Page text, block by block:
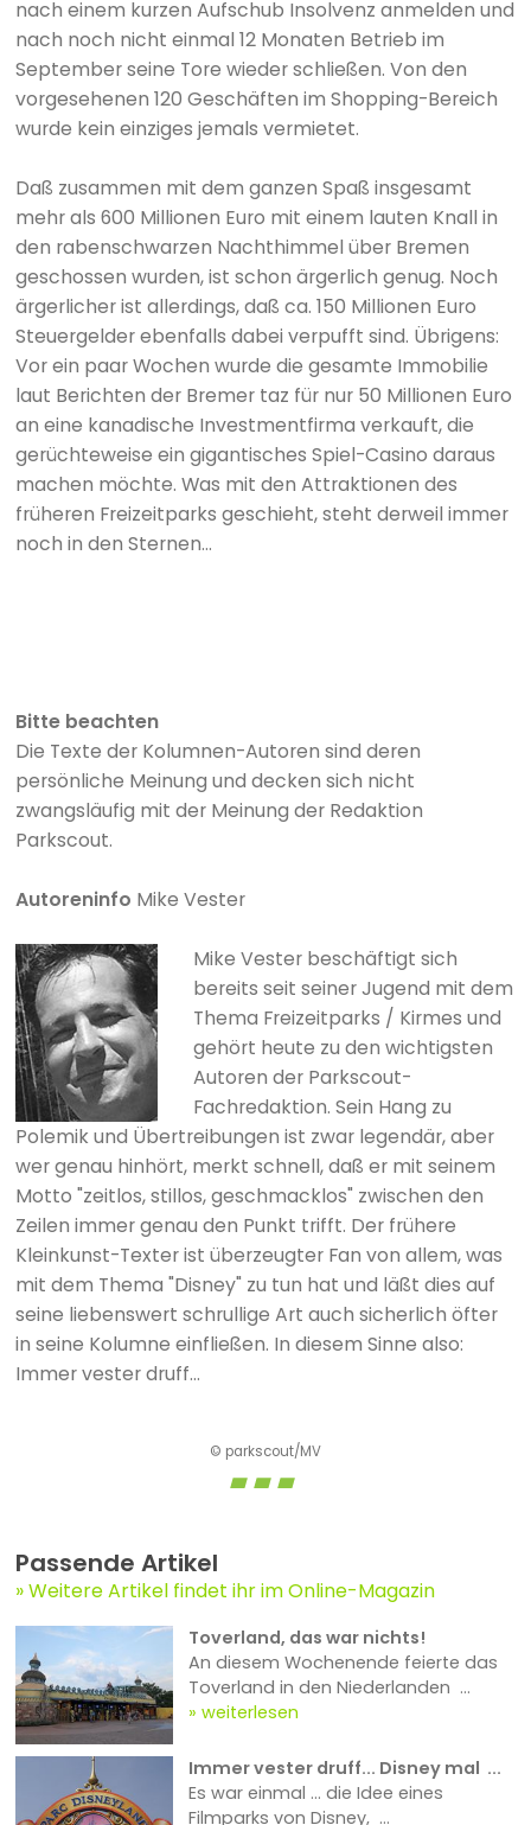
nach einem kurzen Aufschub Insolvenz anmelden und
nach noch nicht einmal 12 Monaten Betrieb im
September seine Tore wieder schließen. Von den
vorgesehenen 120 Geschäften im Shopping-Bereich
wurde kein einziges jemals vermietet.
Daß zusammen mit dem ganzen Spaß insgesamt
mehr als 600 Millionen Euro mit einem lauten Knall in
den rabenschwarzen Nachthimmel über Bremen
geschossen wurden, ist schon ärgerlich genug. Noch
ärgerlicher ist allerdings, daß ca. 150 Millionen Euro
Steuergelder ebenfalls dabei verpufft sind. Übrigens:
Vor ein paar Wochen wurde die gesamte Immobilie
laut Berichten der Bremer taz für nur 50 Millionen Euro
an eine kanadische Investmentfirma verkauft, die
gerüchteweise ein gigantisches Spiel-Casino daraus
machen möchte. Was mit den Attraktionen des
früheren Freizeitparks geschieht, steht derweil immer
noch in den Sternen...
Bitte beachten
Die Texte der Kolumnen-Autoren sind deren
persönliche Meinung und decken sich nicht
zwangsläufig mit der Meinung der Redaktion
Parkscout.
Autoreninfo Mike Vester
Mike Vester beschäftigt sich
bereits seit seiner Jugend mit dem
Thema Freizeitparks / Kirmes und
gehört heute zu den wichtigsten
Autoren der Parkscout-
Fachredaktion. Sein Hang zu
Polemik und Übertreibungen ist zwar legendär, aber
wer genau hinhört, merkt schnell, daß er mit seinem
Motto "zeitlos, stillos, geschmacklos" zwischen den
Zeilen immer genau den Punkt trifft. Der frühere
Kleinkunst-Texter ist überzeugter Fan von allem, was
mit dem Thema "Disney" zu tun hat und läßt dies auf
seine liebenswert schrullige Art auch sicherlich öfter
in seine Kolumne einfließen. In diesem Sinne also:
Immer vester druff...
© parkscout/MV
Passende Artikel
Weitere Artikel findet ihr im Online-Magazin
Toverland, das war nichts!
An diesem Wochenende feierte das
Toverland in den Niederlanden ...
weiterlesen
Immer vester druff... Disney mal ...
Es war einmal … die Idee eines
Filmparks von Disney, ...